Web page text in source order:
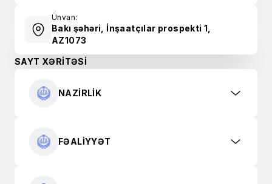
Ünvan:
Bakı şəhəri, İnşaatçılar prospekti 1,
AZ1073
SAYT XƏRİTƏSİ
NAZIRLIK
FƏALIYYƏT